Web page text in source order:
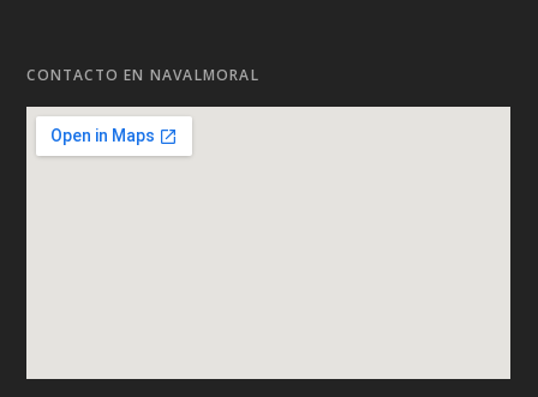
CONTACTO EN NAVALMORAL